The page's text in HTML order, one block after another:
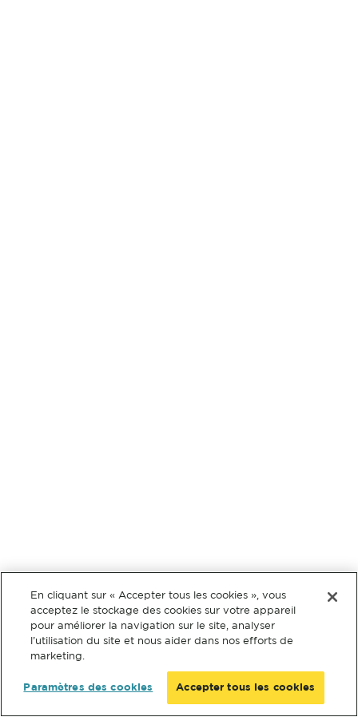
En cliquant sur « Accepter tous les cookies », vous
acceptez le stockage des cookies sur votre appareil
pour améliorer la navigation sur le site, analyser
l’utilisation du site et nous aider dans nos efforts de
marketing.
Paramètres des cookies Accepter tous les cookies